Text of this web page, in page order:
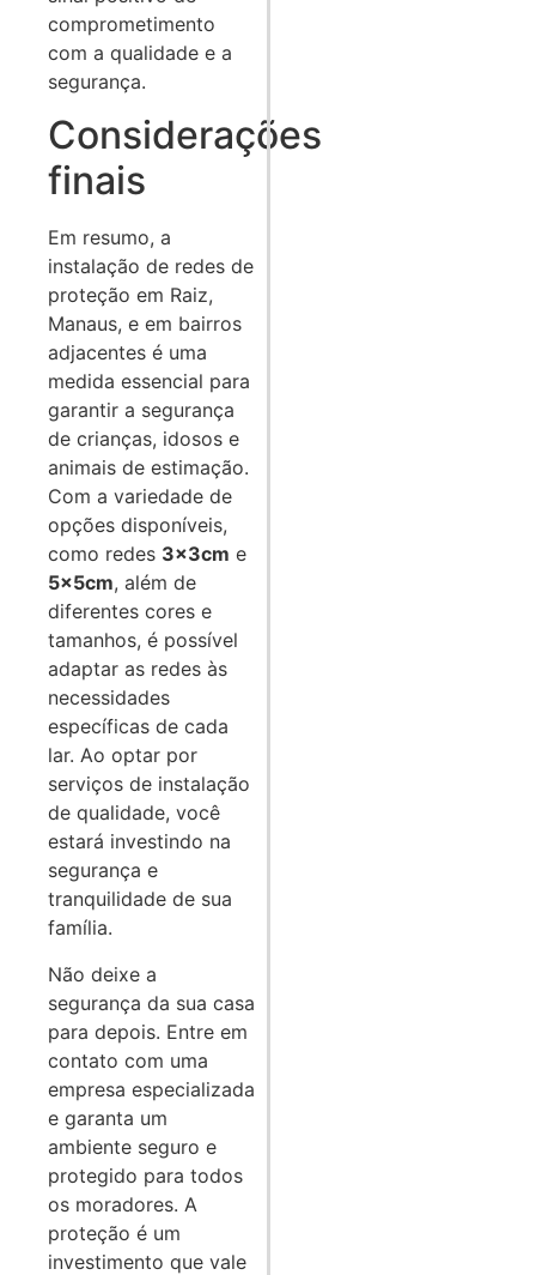
comprometimento
com a qualidade e a
segurança.
Considerações
finais
Em resumo, a
instalação de redes de
proteção em Raiz,
Manaus, e em bairros
adjacentes é uma
medida essencial para
garantir a segurança
de crianças, idosos e
animais de estimação.
Com a variedade de
opções disponíveis,
como redes 3x3cm e
5x5cm, além de
diferentes cores e
tamanhos, é possível
adaptar as redes às
necessidades
específicas de cada
lar. Ao optar por
serviços de instalação
de qualidade, você
estará investindo na
segurança e
tranquilidade de sua
família.
Não deixe a
segurança da sua casa
para depois. Entre em
contato com uma
empresa especializada
e garanta um
ambiente seguro e
protegido para todos
os moradores. A
proteção é um
investimento que vale